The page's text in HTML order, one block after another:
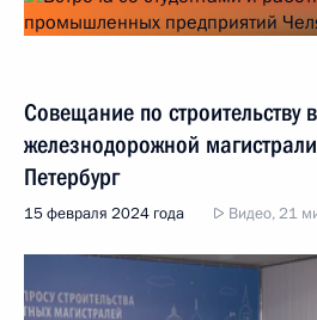
Совещание по строительству
железнодорожной
Петербург
15 февраля 2024 года Видео, 21